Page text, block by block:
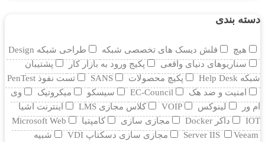
دسته بندی
هیچ فلش دیسک های تخصصی شبکه
طراحی شبکه Design
سناریوهای دنیای واقعی
پکیج ورود به بازار کار
پشتیبان
شبکه Help Desk
پکیچ محصولات SANS
تست نفوذ PenTest
امنیت و ضد هک
EC-Council سیسکو میکروتیک
وی
ام ور
لینوکس VOIP کلاس مجازی LMS
اینترنت اشیا
IOT
داکر Docker مجازی سازی کامپتیا
Microsoft Web
Server IIS
Veeam مجازی سازی دسکتاپ VDI
شبیه